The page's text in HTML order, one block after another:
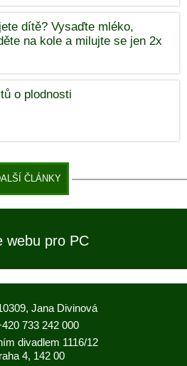
dítě? Vysaďte mléko,
na kole a milujte se jen 2x
o plodnosti
ČLÁNKY
webu pro PC
Jana Divinová
733 242 000
divadlem 1116/12
4, 142 00